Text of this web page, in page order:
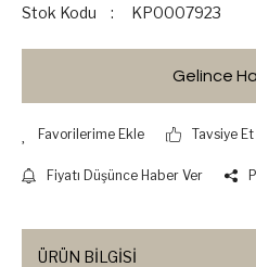
Stok Kodu
KP0007923
Gelince
Tavsiye Et
Fiyatı Düşünce Haber Ver
ÜRÜN BİLGİSİ